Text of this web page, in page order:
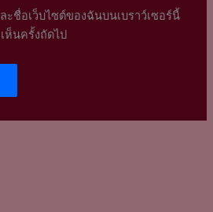
ชื่อเว็บไซต์ของฉันบนเบราว์เซอร์นี้
ห็นครั้งถัดไป